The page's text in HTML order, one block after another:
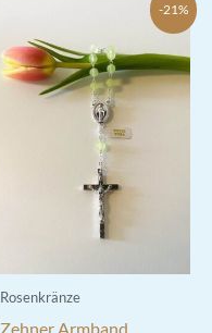
-21%
Rosenkränze
Zehner Armband